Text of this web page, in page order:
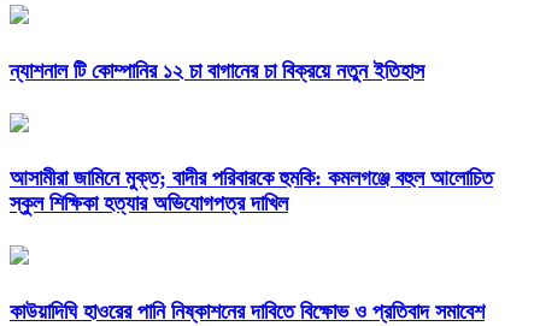
ন্যাশনাল টি কোম্পানির ১২ চা বাগানের চা বিক্রয়ে নতুন ইতিহাস
আসামীরা জামিনে মুক্ত; বাদীর পরিবারকে হুমকি: কমলগঞ্জে বহুল আলোচিত
স্কুল শিক্ষিকা হত্যার অভিযোগপত্র দাখিল
কাউয়াদিঘি হাওরের পানি নিষ্কাশনের দাবিতে বিক্ষোভ ও প্রতিবাদ সমাবেশ